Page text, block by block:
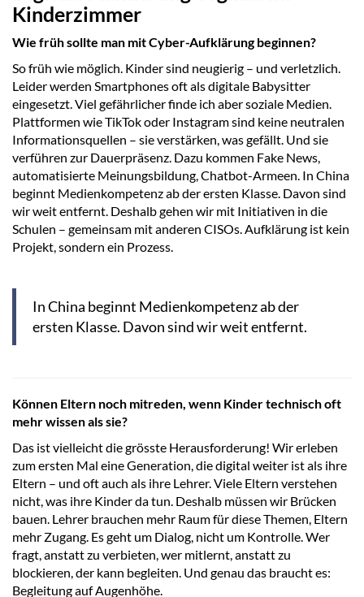
Kinderzimmer
Wie früh sollte man mit Cyber-Aufklärung beginnen?
So früh wie möglich. Kinder sind neugierig – und verletzlich.
Leider werden Smartphones oft als digitale Babysitter
eingesetzt. Viel gefährlicher finde ich aber soziale Medien.
Plattformen wie TikTok oder Instagram sind keine neutralen
Informationsquellen – sie verstärken, was gefällt. Und sie
verführen zur Dauerpräsenz. Dazu kommen Fake News,
automatisierte Meinungsbildung, Chatbot-Armeen. In China
beginnt Medienkompetenz ab der ersten Klasse. Davon sind
wir weit entfernt. Deshalb gehen wir mit Initiativen in die
Schulen – gemeinsam mit anderen CISOs. Aufklärung ist kein
Projekt, sondern ein Prozess.
In China beginnt Medienkompetenz ab der
ersten Klasse. Davon sind wir weit entfernt.
Können Eltern noch mitreden, wenn Kinder technisch oft
mehr wissen als sie?
Das ist vielleicht die grösste Herausforderung! Wir erleben
zum ersten Mal eine Generation, die digital weiter ist als ihre
Eltern – und oft auch als ihre Lehrer. Viele Eltern verstehen
nicht, was ihre Kinder da tun. Deshalb müssen wir Brücken
bauen. Lehrer brauchen mehr Raum für diese Themen, Eltern
mehr Zugang. Es geht um Dialog, nicht um Kontrolle. Wer
fragt, anstatt zu verbieten, wer mitlernt, anstatt zu
blockieren, der kann begleiten. Und genau das braucht es:
Begleitung auf Augenhöhe.